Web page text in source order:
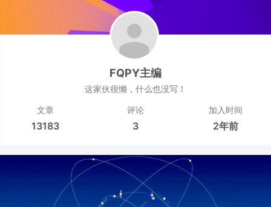
FQPY主编
这家伙很懒，什么也没写！
文章
13183
评论
3
加入时间
2年前